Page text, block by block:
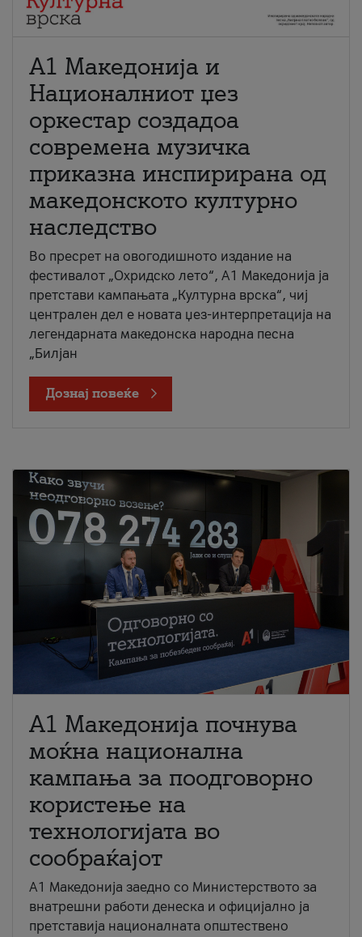
А1 Македонија и
Националниот џез
оркестар создадоа
современа музичка
приказна инспирирана од
македонското културно
наследство
Во пресрет на овогодишното издание на
фестивалот „Охридско лето“, А1 Македонија ја
претстави кампањата „Културна врска“, чиј
централен дел е новата џез-интерпретација на
легендарната македонска народна песна
„Билјан
Дознај повеќе
A1 Македонија почнува
моќна национална
кампања за поодговорно
користење на
технологијата во
сообраќајот
A1 Македонија заедно со Министерството за
внатрешни работи денеска и официјално ја
претставија националната општествено